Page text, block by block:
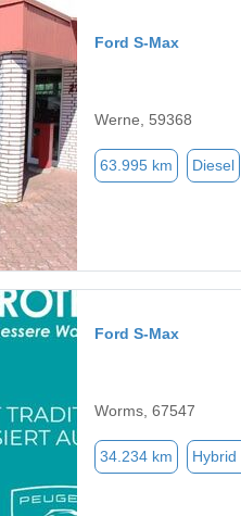
Ford S-Max
Werne, 59368
63.995 km Diesel
Ford S-Max
Worms, 67547
34.234 km Hybrid